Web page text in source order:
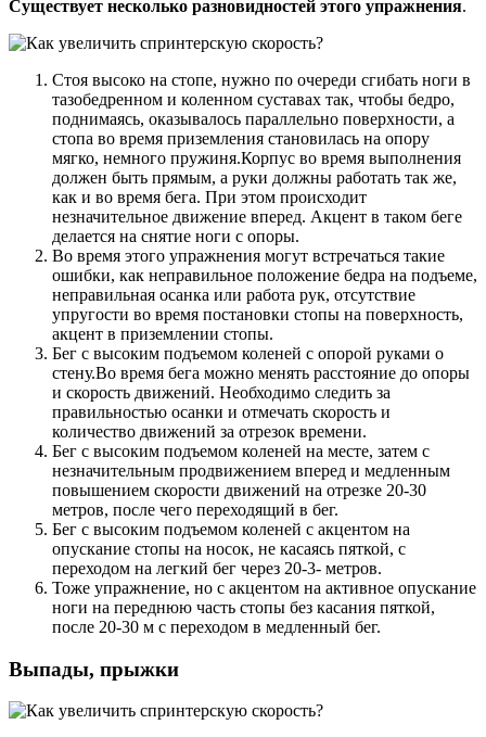
Существует несколько разновидностей этого упражнения.
Стоя высоко на стопе, нужно по очереди сгибать ноги в
тазобедренном и коленном суставах так, чтобы бедро,
поднимаясь, оказывалось параллельно поверхности, а
стопа во время приземления становилась на опору
мягко, немного пружиня.Корпус во время выполнения
должен быть прямым, а руки должны работать так же,
как и во время бега. При этом происходит
незначительное движение вперед. Акцент в таком беге
делается на снятие ноги с опоры.
Во время этого упражнения могут встречаться такие
ошибки, как неправильное положение бедра на подъеме,
неправильная осанка или работа рук, отсутствие
упругости во время постановки стопы на поверхность,
акцент в приземлении стопы.
Бег с высоким подъемом коленей с опорой руками о
стену.Во время бега можно менять расстояние до опоры
и скорость движений. Необходимо следить за
правильностью осанки и отмечать скорость и
количество движений за отрезок времени.
Бег с высоким подъемом коленей на месте, затем с
незначительным продвижением вперед и медленным
повышением скорости движений на отрезке 20-30
метров, после чего переходящий в бег.
Бег с высоким подъемом коленей с акцентом на
опускание стопы на носок, не касаясь пяткой, с
переходом на легкий бег через 20-3- метров.
Тоже упражнение, но с акцентом на активное опускание
ноги на переднюю часть стопы без касания пяткой,
после 20-30 м с переходом в медленный бег.
Выпады, прыжки